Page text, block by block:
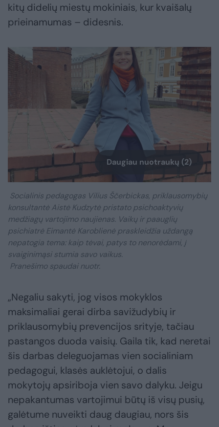
kitų didelių miestų mokiniais, kur kvaišalų
prieinamumas – didesnis.
Daugiau nuotraukų (2)
Socialinis pedagogas Vilius Ščerbickas, priklausomybių
konsultantė Aistė Kudzytė pristato psichoaktyvių
medžiagų vartojimo naujienas. Vaikų ir paauglių
psichiatrė Eimantė Karoblienė praskleidžia uždangą
nepatogia tema: kaip tėvai, patys to nenorėdami, į
svaiginimąsi stumia savo vaikus.
Pranešimo spaudai nuotr.
„Negaliu sakyti, jog visos mokyklos
maksimaliai gerai dirba savižudybių ir
priklausomybių prevencijos srityje, tačiau
pastangos duoda vaisių. Gaila tik, kad neretai
šis darbas deleguojamas vien socialiniam
pedagogui, klasės auklėtojui, o dalis
mokytojų apsiriboja vien savo dalyku. Jeigu
nepakantumas vartojimui būtų iš visų pusių,
galėtume nuveikti daug daugiau, nors šis